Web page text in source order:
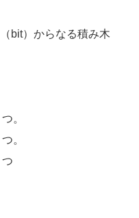
bit）からなる積み木
。
。